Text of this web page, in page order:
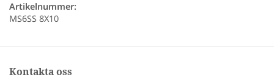
Artikelnummer:
MS6SS 8X10
Kontakta oss